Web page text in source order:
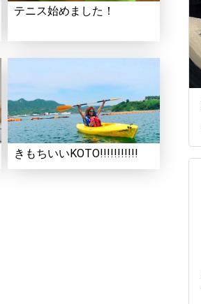
テニス始めました！
きもちいいKOTO!!!!!!!!!!!